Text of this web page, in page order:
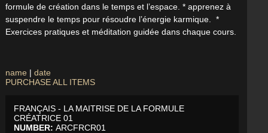
formule de création dans le temps et l’espace. * apprenez à
suspendre le temps pour résoudre l’énergie karmique. *
Exercices pratiques et méditation guidée dans chaque cours.
name | date
PURCHASE ALL ITEMS
FRANÇAIS - LA MAITRISE DE LA FORMULE
CRÉATRICE 01
NUMBER: ARCFRCR01